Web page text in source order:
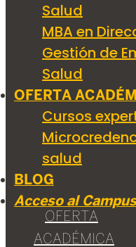
Salud
MBA en
Gestión de
Salud
OFERTA
Cursos
salud
BLOG
Acceso al Campus
OFERTA
ACADÉMICA